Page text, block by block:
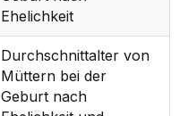
Ehelichkeit
Durchschnittalter von
Müttern bei der
Geburt nach